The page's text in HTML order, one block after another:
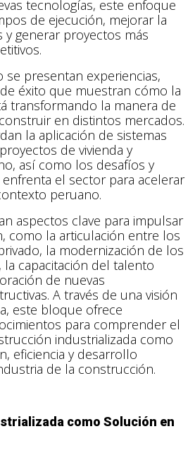
tecnologías, este enfoque
de ejecución, mejorar la
y generar proyectos más
se presentan experiencias,
éxito que muestran cómo la
transformando la manera de
en distintos mercados.
la aplicación de sistemas
de vivienda y
así como los desafíos y
el sector para acelerar
peruano.
aspectos clave para impulsar
como la articulación entre los
la modernización de los
capacitación del talento
de nuevas
A través de una visión
este bloque ofrece
para comprender el
industrializada como
eficiencia y desarrollo
de la construcción.
como Solución en